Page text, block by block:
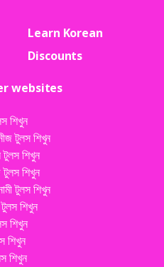
Learn Korean
Discounts
websites
শিখুন
টুলস শিখুন
টুলস শিখুন
টুলস শিখুন
টুলস শিখুন
টুলস শিখুন
শিখুন
শিখুন
শিখুন